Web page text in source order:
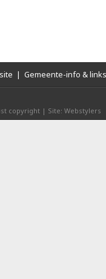
| Gemeente-info & links
copyright | Site: Webstylers